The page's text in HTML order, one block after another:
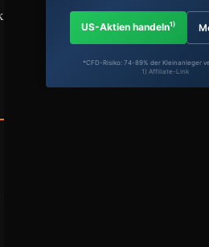
US-Aktien handeln1)
*CFD-Risiko: 74-89% der Kleinanleger
1) Affiliate-Link